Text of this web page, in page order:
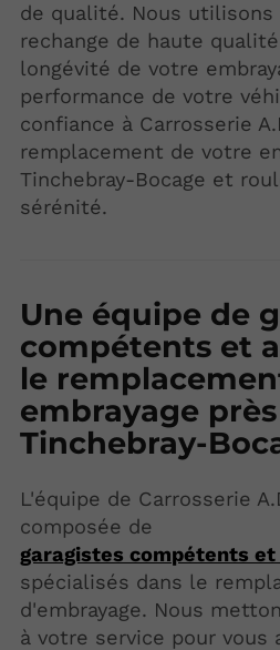
de qualité. Nous utilisons
rechange de haute
longévité de votre
performance de votre
confiance à Carrosserie
remplacement de votre
Tinchebray-Bocage et
sérénité.
Une équipe de
compétents et
le
embrayage
Tinchebray-
L'équipe de Carrosserie
composée de
garagistes compétents et
spécialisés dans le
d'embrayage. Nous
à votre service pour vous